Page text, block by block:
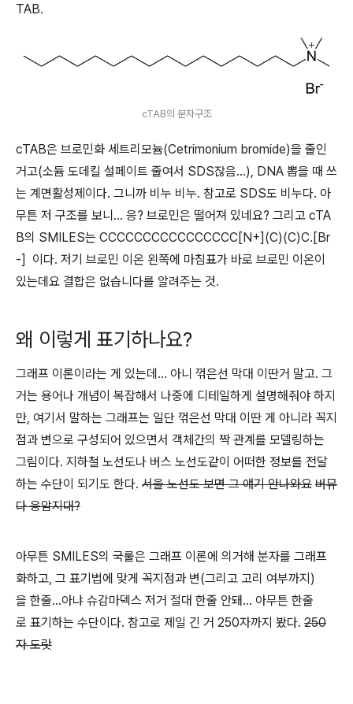
TAB.
cTAB의 분자구조
cTAB은 브로민화 세트리모늄(Cetrimonium bromide)을 줄인
거고(소듐 도데킬 설페이트 줄여서 SDS잖음...), DNA 뽑을 때 쓰
는 계면활성제이다. 그니까 비누 비누. 참고로 SDS도 비누다. 아
무튼 저 구조를 보니... 응? 브로민은 떨어져 있네요? 그리고 cTA
B의 SMILES는 CCCCCCCCCCCCCCCC[N+](C)(C)C.[Br
-] 이다. 저기 브로민 이온 왼쪽에 마침표가 바로 브로민 이온이
있는데요 결합은 없습니다를 알려주는 것.
왜 이렇게 표기하나요?
그래프 이론이라는 게 있는데... 아니 꺾은선 막대 이딴거 말고. 그
거는 용어나 개념이 복잡해서 나중에 디테일하게 설명해줘야 하지
만, 여기서 말하는 그래프는 일단 꺾은선 막대 이딴 게 아니라 꼭지
점과 변으로 구성되어 있으면서 객체간의 짝 관계를 모델링하는
그림이다. 지하철 노선도나 버스 노선도같이 어떠한 정보를 전달
하는 수단이 되기도 한다. 서울 노선도 보면 그 얘기 안나와요 버뮤
다 응암지대?
아무튼 SMILES의 국룰은 그래프 이론에 의거해 분자를 그래프
화하고, 그 표기법에 맞게 꼭지점과 변(그리고 고리 여부까지)
을 한줄...아냐 슈감마덱스 저거 절대 한줄 안돼... 아무튼 한줄
로 표기하는 수단이다. 참고로 제일 긴 거 250자까지 봤다. 250
자 도랏